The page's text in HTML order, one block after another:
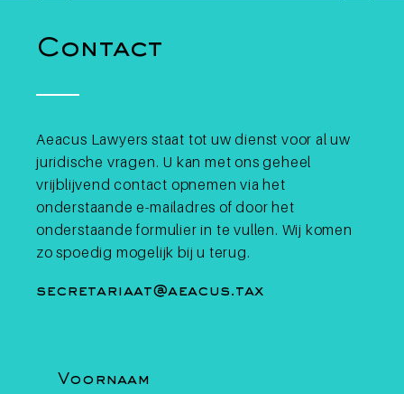
was
is
materie, maar het decreet breidt de
levensverzekeringen en rulings van
natuurlijke personen boven 1,5 miljoen
euro of over de fiscale woonplaats, en
verfijnt daarnaast de meldingspli
Contact
Aeacus Lawyers staat tot uw dienst voor al uw
juridische vragen. U kan met ons geheel
vrijblijvend contact opnemen via het
onderstaande e-mailadres of door het
onderstaande formulier in te vullen. Wij komen
zo spoedig mogelijk bij u terug.
secretariaat@aeacus.tax
Voornaam